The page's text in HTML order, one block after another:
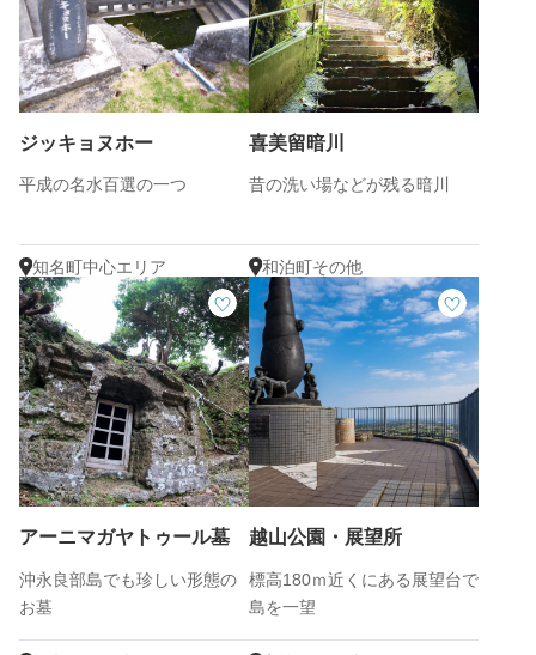
ジッキョヌホー
平成の名水百選の一つ
知名町中心エリア
喜美留暗川
昔の洗い場などが残る暗川
和泊町その他
アーニマガヤトゥール墓
沖永良部島でも珍しい形態の
お墓
越山公園・展望所
標高180ｍ近くにある展望台で
島を一望